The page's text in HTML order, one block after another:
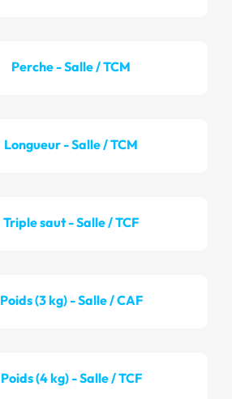
Perche - Salle / TCM
Longueur - Salle / TCM
Triple saut - Salle / TCF
Poids (3 kg) - Salle / CAF
Poids (4 kg) - Salle / TCF